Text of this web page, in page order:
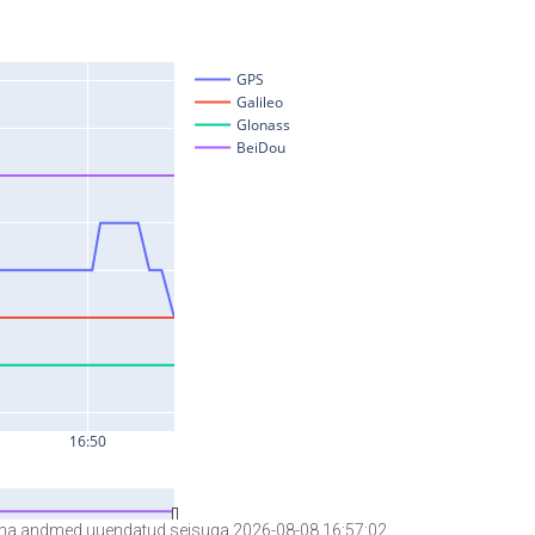
andmed uuendatud seisuga 2026-08-08 16:57:02